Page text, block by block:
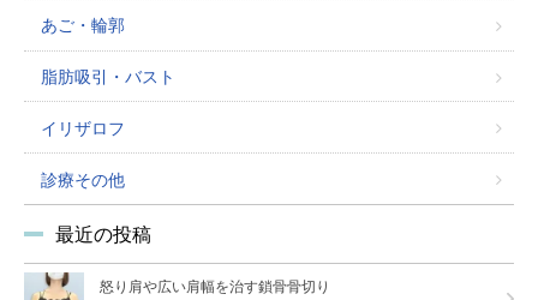
あご・輪郭
脂肪吸引・バスト
イリザロフ
診療その他
最近の投稿
怒り肩や広い肩幅を治す鎖骨骨切り